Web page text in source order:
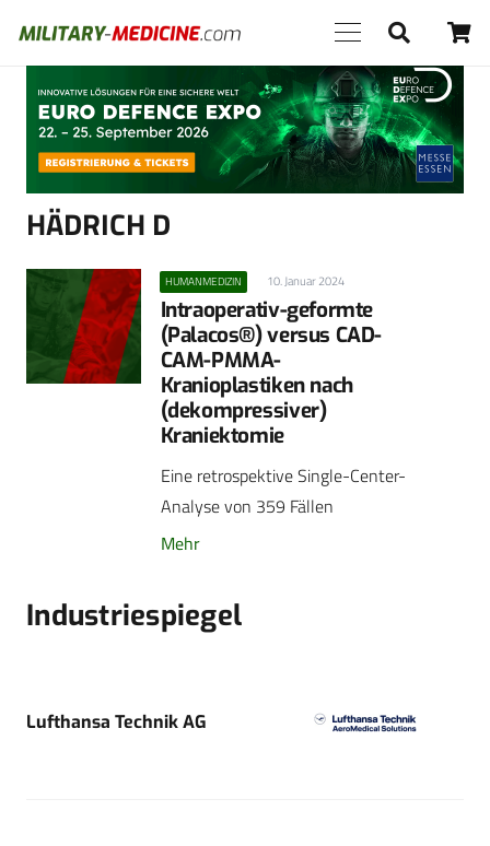
Anzeige
HÄDRICH D
HUMANMEDIZIN 10. Januar 2024
Intraoperativ-geformte
(Palacos®) versus CAD-
CAM-PMMA-
Kranioplastiken nach
(dekompressiver)
Kraniektomie
Eine retrospektive Single-Center-
Analyse von 359 Fällen
Mehr
Industriespiegel
Lufthansa Technik AG